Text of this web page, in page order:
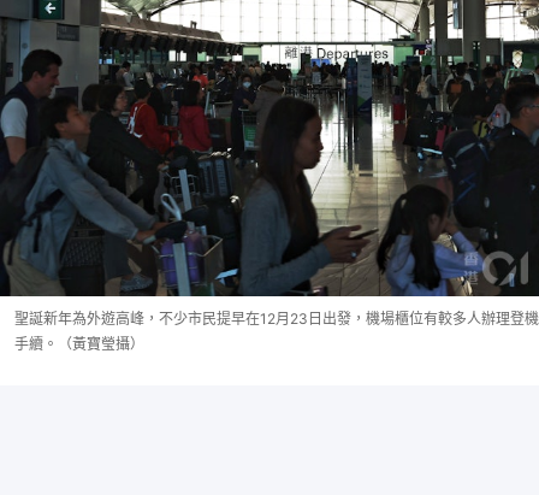
聖誕新年為外遊高峰，不少市民提早在12月23日出發，機場櫃位有較多人辦理登機
手續。（黃寶瑩攝）